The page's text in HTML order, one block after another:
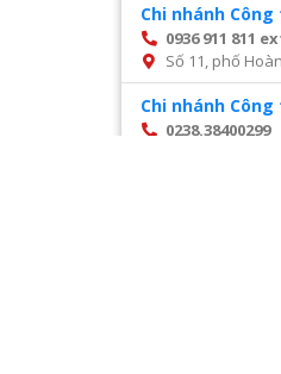
Chi nhánh
0936 911 811
Số 11, phố
Chi nhánh
0238.38400299